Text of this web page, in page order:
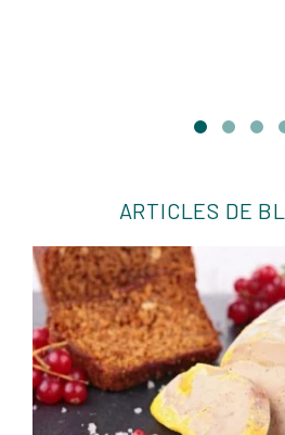
ARTICLES DE